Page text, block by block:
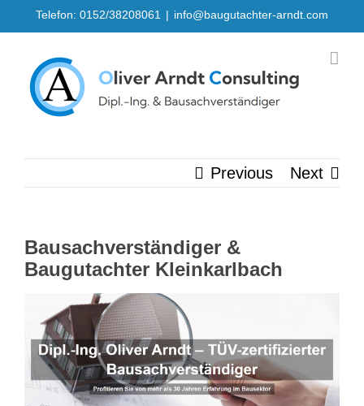
to
content
Telefon: 0152/38208061 | info@baugutachter-arndt.com
Previous Next
Bausachverständiger &
Baugutachter Kleinkarlbach